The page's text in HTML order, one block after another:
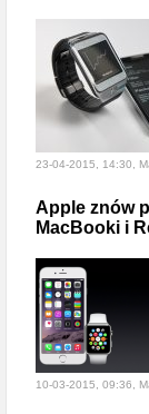
23-04-2015, 14:30,
Apple znów
MacBooki i
10-03-2015, 09:36,